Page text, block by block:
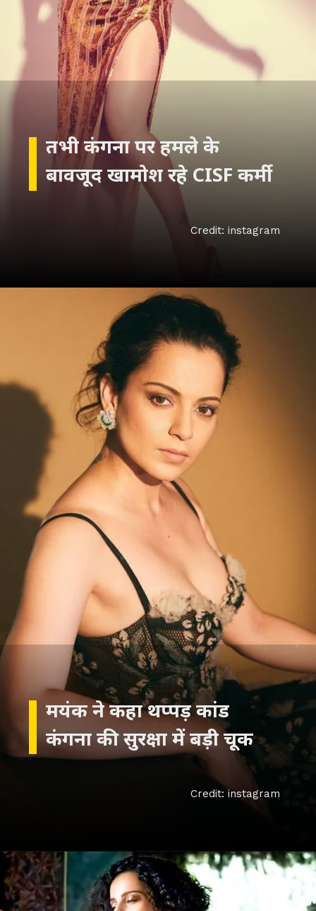
तभी कंगना पर हमले के
बावजूद खामोश रहे CISF कर्मी
Credit: instagram
मयंक ने कहा थप्पड़ कांड
कंगना की सुरक्षा में बड़ी चूक
Credit: instagram